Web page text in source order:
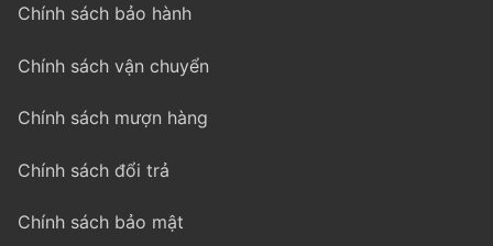
Chính sách bảo hành
Chính sách vận chuyển
Chính sách mượn hàng
Chính sách đổi trả
Chính sách bảo mật